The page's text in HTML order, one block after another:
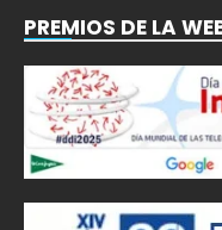
PREMIOS DE LA